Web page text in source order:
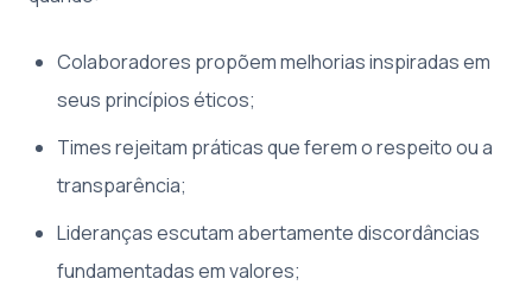
Colaboradores propõem melhorias inspiradas em
seus princípios éticos;
Times rejeitam práticas que ferem o respeito ou a
transparência;
Lideranças escutam abertamente discordâncias
fundamentadas em valores;